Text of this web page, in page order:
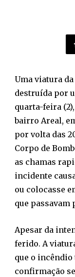
Uma viatura
destruída por
quarta-feira
bairro Areal,
por volta das
Corpo de
as chamas
incidente
ou colocasse
que passavam
Apesar da
ferido. A
que o
confirmação